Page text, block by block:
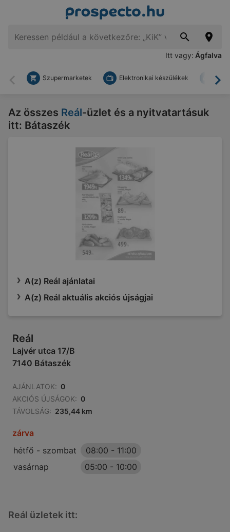
Itt vagy: Ágfalva
Vissza
Szupermarketek Elektronikai készülékek
Az összes Reál-üzlet és a nyitvatartásuk
itt: Bátaszék
A(z) Reál ajánlatai
A(z) Reál aktuális akciós újságjai
Reál
Lajvér utca 17/B
7140 Bátaszék
AJÁNLATOK: 0
AKCIÓS ÚJSÁGOK: 0
TÁVOLSÁG: 235,44 km
zárva
hétfő - szombat
08:00 - 11:00
vasárnap
05:00 - 10:00
Reál üzletek itt: